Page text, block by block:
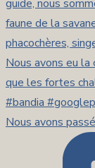
Nous avons